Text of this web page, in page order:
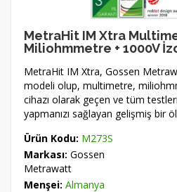
MetraHit IM Xtra
Miliohmmetre + 1000V
MetraHit IM Xtra, Gossen
modeli olup, multimetre,
cihazı olarak geçen ve tüm
yapmanızı sağlayan gelişmiş bir
Ürün Kodu: M273S
Markası: Gossen
Metrawatt
Menşei: Almanya